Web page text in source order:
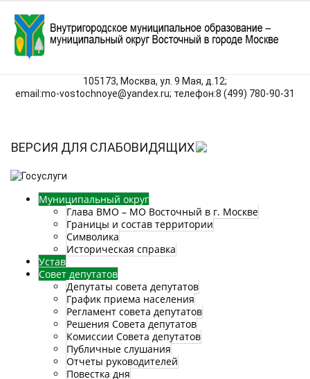
105173, Москва, ул. 9 Мая, д.12;
email:mo‑vostochnoye@yandex.ru; телефон:8 (499) 780‑90‑31
ВЕРСИЯ ДЛЯ СЛАБОВИДЯЩИХ
Муниципальный округ
Глава ВМО – МО Восточный в г. Москве
Границы и состав территории
Символика
Историческая справка
Устав
Совет депутатов
Депутаты совета депутатов
График приема населения
Регламент совета депутатов
Решения Совета депутатов
Комиссии Совета депутатов
Публичные слушания
Отчеты руководителей
Повестка дня